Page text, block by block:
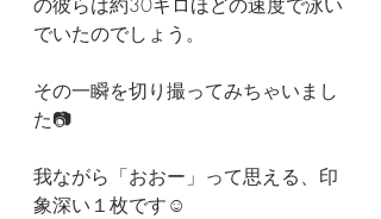
でいたのでしょう。
その一瞬を切り撮ってみちゃいまし
た📷
我ながら「おおー」って思える、印
象深い１枚です☺️